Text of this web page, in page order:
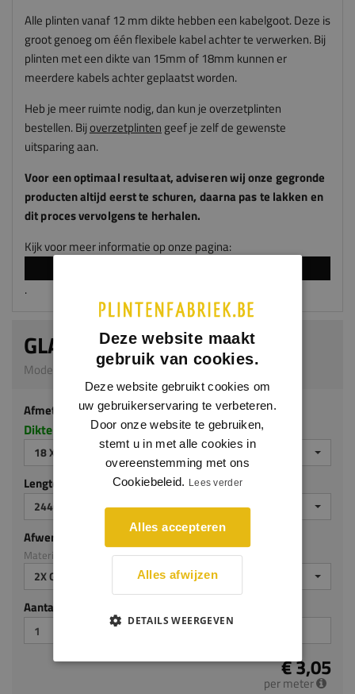
Alle plinten vanaf 12 mm dikte hebben een kabelgoot. Deze is
groot genoeg om één flexibele kabel achter te verwerken. Bij
plinten met een dikte van 15mm of 18mm kunnen er
meerdere kabels achter geplaatst worden.
Heb je meer ruimte nodig, dan kun je overzetplinten
bestellen. Bijoverzetplinten geef je zelf de gewenste
uitsparing aan.
Voor een optimaal resultaat, adviserenwijonze gegronde
producten altijd eerst te schuren, daarna pas te lakken en
dit proces vervolgens te herhalen.
Kijk voor meer informatie op onze pagina:
.
GLADDE PLINT
Model 0101 | 18 x 45 mm | MDF v313
Afmeting
Dikte x hoogte in millimeters
18 X 45 MM
Lengte (mm)
2440 MM
Afwerking
Materiaal: MDF v313
2X GEGROND
Aantal stuks
€ 3,05
per meter
Deze website maakt
gebruik van cookies.
Deze website gebruikt cookies om
uw gebruikerservaring te verbeteren.
Door onze website te gebruiken,
stemt u in met alle cookies in
overeenstemming met ons
Cookiebeleid. Lees verder
Alles accepteren
Alles afwijzen
DETAILS WEERGEVEN